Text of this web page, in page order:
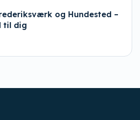
og Hundested –
til dig